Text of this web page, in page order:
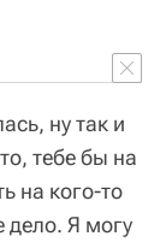
ну так и
тебе бы на
на кого-то
дело. Я могу